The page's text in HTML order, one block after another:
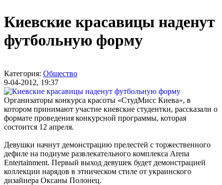
Киевские красавицы наденут
футбольную форму
Категория: Общество
9-04-2012, 19:37
Организаторы конкурса красоты «СтудМисс Киева», в
котором принимают участие киевские студентки, рассказали о
формате проведения конкурсной программы, которая
состоится 12 апреля.
Девушки начнут демонстрацию прелестей с торжественного
дефиле на подиуме развлекательного комплекса Arena
Entertainment. Первый выход девушек будет демонстрацией
коллекции нарядов в этническом стиле от украинского
дизайнера Оксаны Полонец.